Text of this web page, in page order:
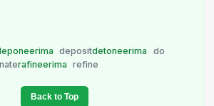
depositdetoneerima
do
rafineerima refine
Back to Top